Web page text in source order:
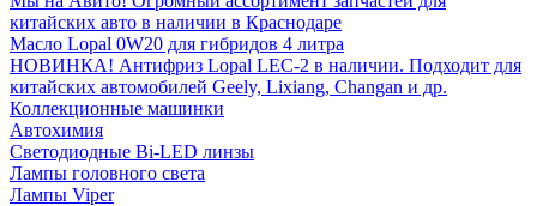
китайских авто в наличии в Краснодаре
Масло Lopal 0W20 для гибридов 4 литра
НОВИНКА! Антифриз Lopal LEC-2 в наличии. Подходит для
китайских автомобилей Geely, Lixiang, Changan и др.
Коллекционные машинки
Автохимия
Светодиодные Bi-LED линзы
Лампы головного света
Лампы Viper